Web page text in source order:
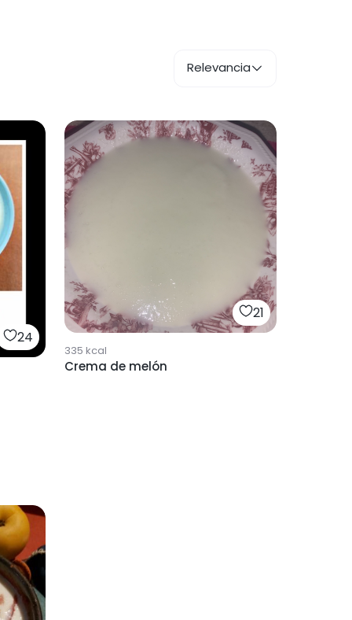
Relevancia
24
21
335 kcal
Crema de melón